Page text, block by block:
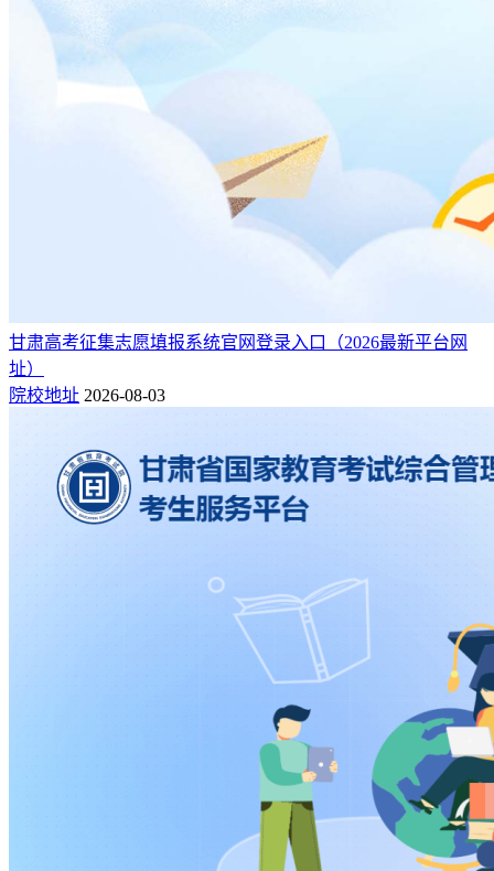
但是需要注意的是，专科医学类院校口腔医学专业才好，一定
口腔医学专业专科生的出路也很多，有些口腔医学的专科生，
会选择升本，然后去考研，虽然花费的时间会多一些，但是毕
业后的能够找到合适的工作并且有好的工资。也有一些专科毕
业生，没有升本，选择了工作，但是在工作中考研，这部分人
是也很多，但前提你现在工作要和口腔医学是有关的。
口腔医学专业的就业前景广阔，主要体现在以下几个方面：
甘肃高考征集志愿填报系统官网登录入口（2026最新平台网
址）
院校地址 2026-08-03